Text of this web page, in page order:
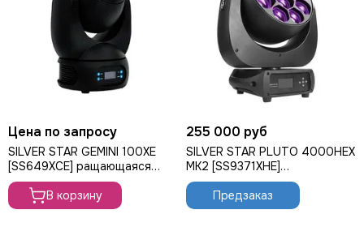
Цена по запросу
SILVER STAR GEMINI 100XE
[SS649XCE] ращающаяся
голова Wash, 60Вт
В корзину
255 000 руб
SILVER STAR PLUTO 4000HEX
MK2 [SS9371XHE]
вращающаяся голова Wash,
720ВтПредзаказ